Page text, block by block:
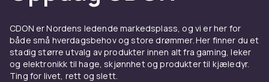
highballglass, tumblere og mange flere.
Vannglass er enkle og allsidige. Highballglass
er høye og slanke, ideelle til gin og tonic.
Tumblere er lave og brede og brukes til whisky,
CDON er Nordens ledende markedsplass, og vi er her for
både små hverdagsbehov og store drømmer. Her finner du et
stadig større utvalg av produkter innen alt fra gaming, leker
og elektronikk til hage, skjønnhet og produkter til kjæledyr.
Ting for livet, rett og slett.